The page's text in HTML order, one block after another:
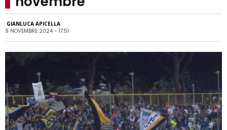
GIANLUCA APICELLA
9 NOVEMBRE 2024 - 17:51